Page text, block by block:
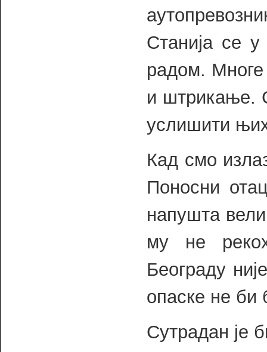
Станија се
радом. Многе
и штрикање.
услишити
Кад смо
Поносни
напушта
му не
Београду
опаске не би
Сутрадан је